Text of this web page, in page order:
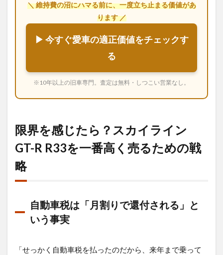
＼ 維持費の沼にハマる前に、一度立ち止まる価値があ
ります ／
▶ 今すぐ愛車の適正価値をチェックす
る
※10年以上の旧車専門。査定は無料・しつこい営業なし。
限界を感じたら？スカイライン
GT-R R33を一番高く売るための戦
略
自動車税は「月割りで還付される」と
いう事実
「せっかく自動車税を払ったのだから、来年まで乗って